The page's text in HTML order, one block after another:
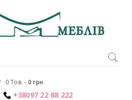
0 Тов. - 0грн
+38097 22 88 222